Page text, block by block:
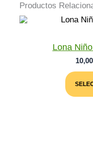
Productos
Lona
10,00